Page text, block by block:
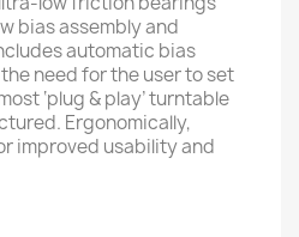
bias assembly and
automatic bias
need for the user to set
‘plug & play’ turntable
Ergonomically,
improved usability and